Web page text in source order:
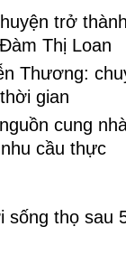
trở
Thị Loan
Thương:
gian
cung
cầu thực
sống thọ sau